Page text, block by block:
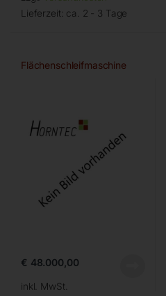
Lieferzeit: ca. 2 - 3 Tage
Flächenschleifmaschine
€ 48.000,00
inkl. MwSt.